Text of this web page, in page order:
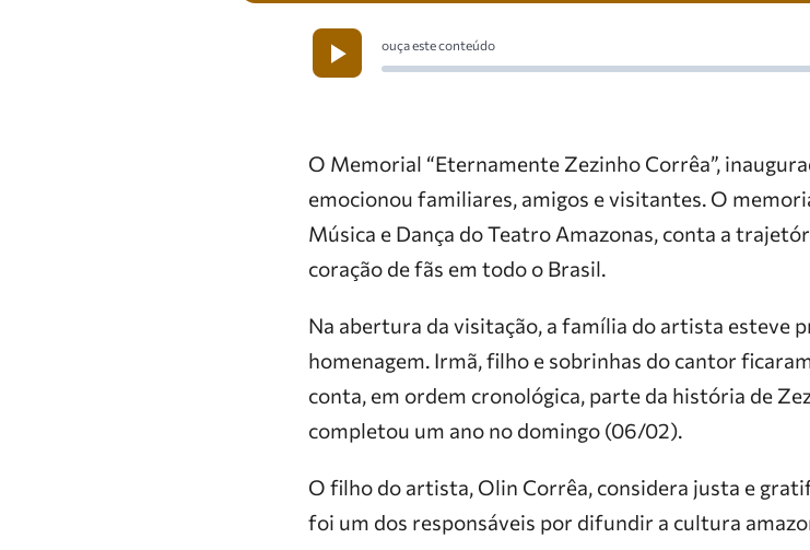
ouça este conteúdo
O Memorial “Eternamente Zezinho Corrêa”,
emocionou familiares, amigos e visitantes. O
Música e Dança do Teatro Amazonas, conta a
coração de fãs em todo o Brasil.
Na abertura da visitação, a família do artista esteve
homenagem. Irmã, filho e sobrinhas do cantor
conta, em ordem cronológica, parte da história de
completou um ano no domingo (06/02).
O filho do artista, Olin Corrêa, considera justa e
foi um dos responsáveis por difundir a cultura